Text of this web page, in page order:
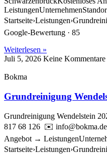
Google-Bewertung · 85
Weiterlesen »
Juli 5, 2026 Keine Kommentare
Bokma
Grundreinigung
Grundreinigung Wendelstein
817 68 126 ✉️ info@bokma.de
Angebot →